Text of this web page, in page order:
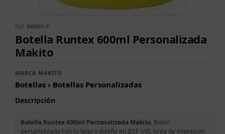
Ref. M6881-P
Botella Runtex 600ml Personalizada
Makito
MARCA MAKITO
Botellas › Botellas Personalizadas
Descripción
Botella Runtex 600ml Personalizada Makito. Bidón
personalizado con tu logo o diseño en DTF UVI. Area de impresión